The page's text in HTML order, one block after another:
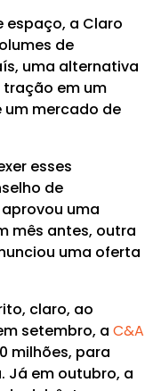
espaço, a Claro
de
uma alternativa
em um
um mercado de
esses
de
uma
mês antes, outra
uma oferta
claro, ao
setembro, a C&A
milhões, para
Já em outubro, a